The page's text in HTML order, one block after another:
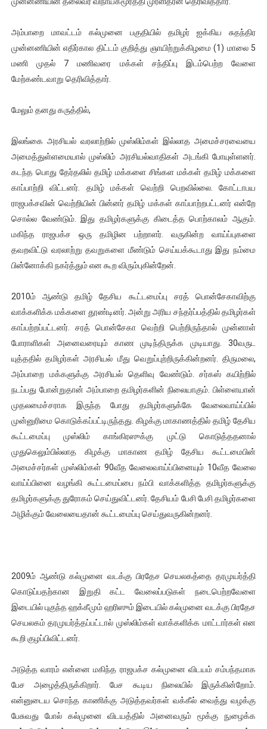
ஜனாதிபதி ஐக்கிய நாடுகளின் பொதுச் சபை கூட்டத்தில் இன்று
32 CM விநோத கன்றுக்குட்டி! (வீடியோ)
அம்பாறை மாவட்டம் கல்முனை பகுதியில் தமிழர் ஐக்கிய சுதந்திர
முன்னணியின் எதிர்கால திட்டம் குறித்து ஞாயிற்றுக்கிழமை (1) மாலை 5
மணி முதல் 7 மணிவரை மக்கள் சந்திப்பு இடம்பெற்ற வேளை
மேற்கண்டவாறு தெரிவித்தார்.
மேலும் தனது கருத்தில்,
இலங்கை அரசியல் வரலாற்றில் முஸ்லிம்கள் இல்லாத அமைச்சரவையை
அமைத்துள்ளமையால் முஸ்லிம் அரசியல்வாதிகள் அடங்கி போயுள்ளனர்.
கடந்த பொது தேர்தலில் தமிழ் மக்களை சிங்கள மக்கள் தமிழ் மக்களை
காப்பாற்றி விட்டனர். தமிழ் மக்கள் வெற்றி பெறவில்லை. கோட்டாபய
ராஜபக்சவின் வெற்றியின் பின்னர் தமிழ் மக்கள் காப்பாற்றபட்டனர் என்றே
சொல்ல வேண்டும். இது தமிழர்களுக்கு கிடைத்த பொற்காலம் ஆகும்.
மகிந்த ராஜபக்ச ஒரு தமிழின பற்றாளர். வருகின்ற வாய்ப்புகளை
தவறவிட்டு வரலாற்று தவறுகளை மீண்டும் செய்யக்கூடாது இது நம்மை
பின்னோக்கி நகர்த்தும் என கூற விரும்புகின்றேன்.
2010ம் ஆண்டு தமிழ் தேசிய கூட்டமைப்பு சரத் பொன்சேகாவிற்கு
வாக்களிக்க மக்களை தூண்டினர். அன்று அரிய சந்தர்ப்பத்தில் தமிழர்கள்
காப்பற்றப்பட்டனர். சரத் பொன்சேகா வெற்றி பெற்றிருந்தால் முன்னாள்
போராளிகள் அனைவரையும் காண முடிந்திருக்க முடியாது. 30வருட
யுத்ததில் தமிழர்கள் அரசியல் மீது வெறுப்புற்றிருக்கின்றனர். திருமலை,
அம்பாறை மக்களுக்கு அரசியல் தெளிவு வேண்டும். சர்கஸ் கயிற்றில்
நடப்பது போன்றுதான் அம்பாறை தமிழர்களின் நிலையாகும். பிள்ளையான்
முதலமைச்சராக இருந்த போது தமிழர்களுக்கே வேலைவாய்ப்பில்
முன்னுரிமை கொடுக்கப்பட்டிருந்தது. கிழக்கு மாகாணத்தில் தமிழ் தேசிய
கூட்டமைப்பு முஸ்லிம் காங்கிரஸுக்கு முட்டு கொடுத்ததனால்
முதுகெலும்பில்லாத கிழக்கு மாகாண தமிழ் தேசிய கூட்டமைபின்
அமைச்சர்கள் முஸ்லிம்கள் 90வீத வேலைவாய்ப்பினையும் 10வீத வேலை
வாய்ப்பினை வழங்கி கூட்டமைப்பை நம்பி வாக்களித்த தமிழர்களுக்கு
தமிழர்களுக்கு துரோகம் செய்துவிட்டனர். தேசியம் பேசி பேசி தமிழர்களை
அழிக்கும் வேலையைதான் கூட்டமைப்பு செய்துவருகின்றனர்.
2009ம் ஆண்டு கல்முனை வடக்கு பிரதேச செயலகத்தை தரமுயர்த்தி
கொடுப்பதற்கான இறுதி கட்ட வேலைப்படுகள் நடைபெற்றவேளை
இடையில் புகுந்த ஹக்கீமும் ஹரிஸும் இடையில் கல்முனை வடக்கு பிரதேச
செயலகம் தரமுயர்த்தப்பட்டால் முஸ்லிம்கள் வாக்களிக்க மாட்டார்கள் என
கூறி குழப்பிவிட்டனர்.
அடுத்த வாரம் என்னை மகிந்த ராஜபக்ச கல்முனை விடயம் சம்பந்தமாக
பேச அழைத்திருக்கிறார். பேச கூடிய நிலையில் இருக்கின்றோம்.
என்னுடைய சொந்த காணிக்கு அடுத்தவர்கள் வக்கீல் வைத்து வழக்கு
பேசுவது போல் கல்முனை விடயத்தில் அனைவரும் மூக்கு நுழைக்க